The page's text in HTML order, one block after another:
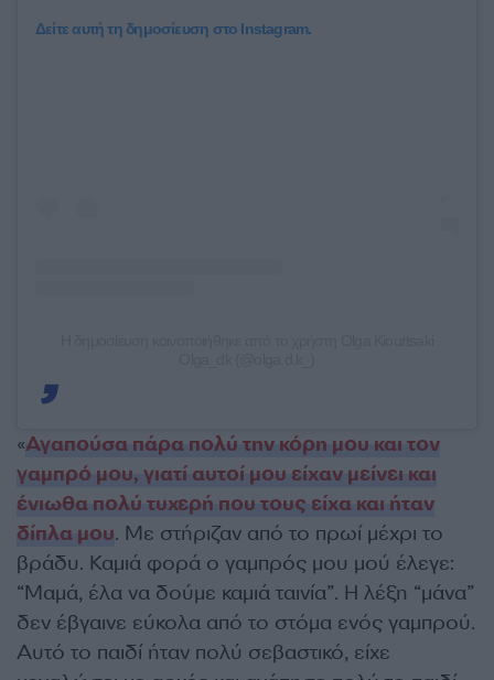
Δείτε αυτή τη δημοσίευση στο Instagram.
«Αγαπούσα πάρα πολύ την κόρη μου και τον
γαμπρό μου, γιατί αυτοί μου είχαν μείνει και
ένιωθα πολύ τυχερή που τους είχα και ήταν
δίπλα μου. Με στήριζαν από το πρωί μέχρι το
βράδυ. Καμιά φορά ο γαμπρός μου μού έλεγε:
“Μαμά, έλα να δούμε καμιά ταινία”. Η λέξη “μάνα”
δεν έβγαινε εύκολα από το στόμα ενός γαμπρού.
Αυτό το παιδί ήταν πολύ σεβαστικό, είχε